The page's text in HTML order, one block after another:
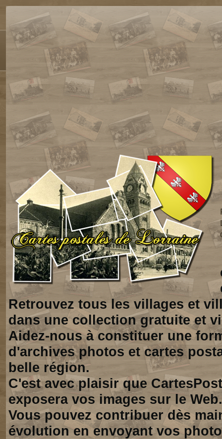
Retrouvez tous les villages et
dans une collection gratuite et
Aidez-nous à constituer une
d'archives photos et cartes
belle région.
C'est avec plaisir que
exposera vos images sur le Web.
Vous pouvez contribuer dès
évolution en envoyant vos